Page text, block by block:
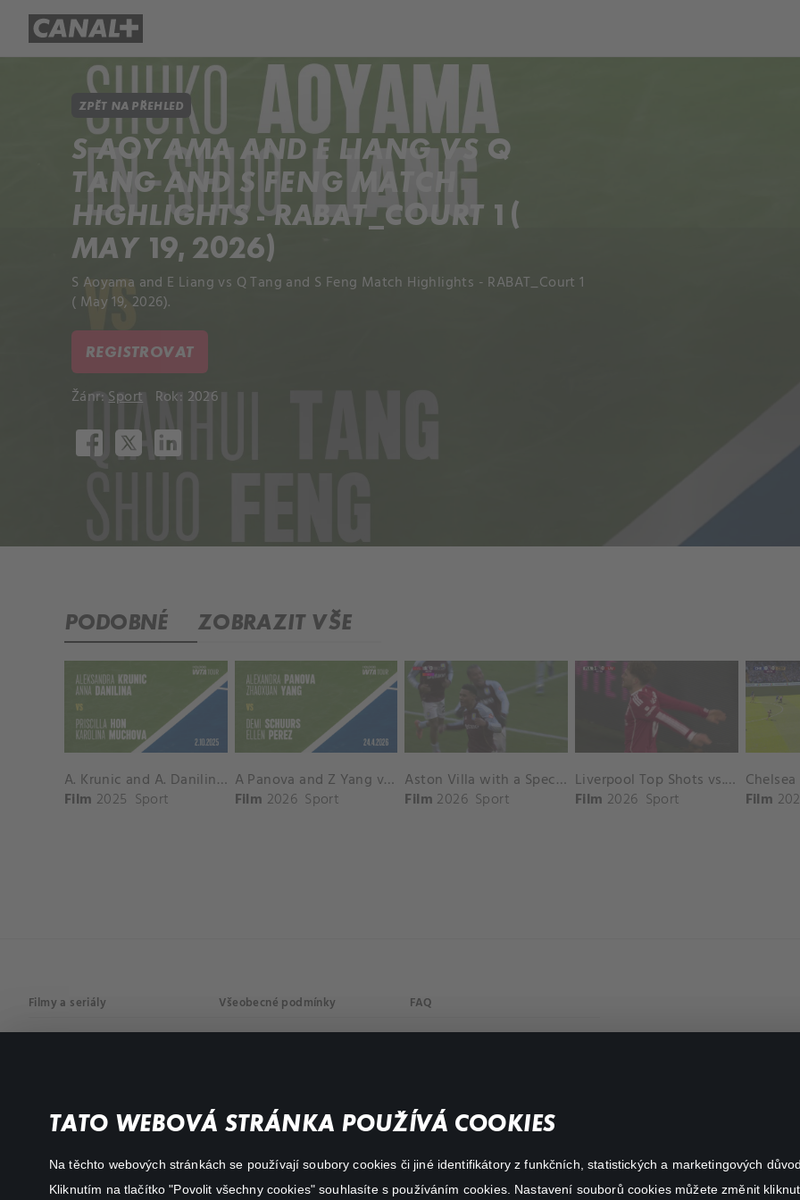
TATO WEBOVÁ STRÁNKA POUŽÍVÁ COOKIES
Na těchto webových stránkách se používají soubory cookies či jiné identifikátory z funkčních, statistických a marketingových
Kliknutím na tlačítko "Povolit všechny cookies" souhlasíte s používáním cookies. Nastavení souborů cookies můžete změnit
ZPĚT NA PŘEHLED
S AOYAMA AND E LIANG VS Q
TANG AND S FENG MATCH
HIGHLIGHTS - RABAT_COURT 1 (
MAY 19, 2026)
S Aoyama and E Liang vs Q Tang and S Feng Match Highlights - RABAT_Court 1
( May 19, 2026).
REGISTROVAT
Žánr:Sport Rok: 2026
PODOBNÉ ZOBRAZIT VŠE
A. Krunic and A. Danilina vs. P. Hon and K. Muchova Match Highlights - BEIJING_Capital Group Diamond ( October 02, 2025)
Film 2025 Sport
A Panova and Z Yang vs D Schuurs and E Perez Match Highlights - MADRID_Court 8 ( April 24, 2026)
Film 2026 Sport
Aston Villa with a Spectacular Goal vs. Nottingham Forest
Film 2026 Sport
Liverpool Top Shots vs. Fulham
Film 2026 Sport
Film
Filmy a seriály
Akční
Všeobecné podmínky FAQ